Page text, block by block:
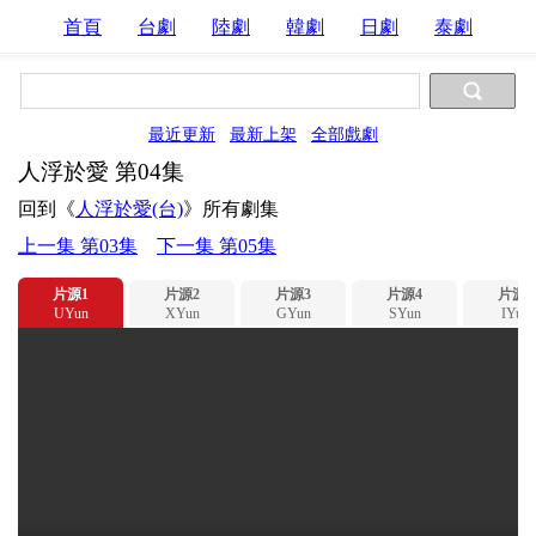
首頁 台劇 陸劇 韓劇 日劇 泰劇
最近更新 最新上架 全部戲劇
人浮於愛 第04集
回到《 人浮於愛(台)》所有劇集
上一集 第03集
下一集 第05集
片源1
UYun
片源2
XYun
片源3
GYun
片源4
SYun
片源5
IYun